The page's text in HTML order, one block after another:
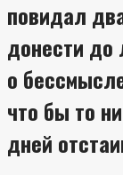
повидал
донести
о
что бы то
дней